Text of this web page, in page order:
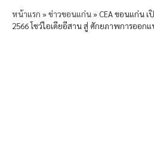
หน้าแรก »ข่าวขอนแก่น»CEA ขอนแก่น เ
2566 โชว์ไอเดียอีสาน สู่ ศักยภาพการออก